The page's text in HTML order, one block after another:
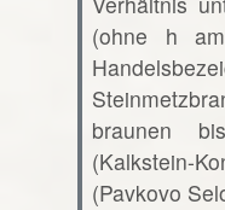
(ohne h
braunen
(Kalkstein-
(Pavkovo